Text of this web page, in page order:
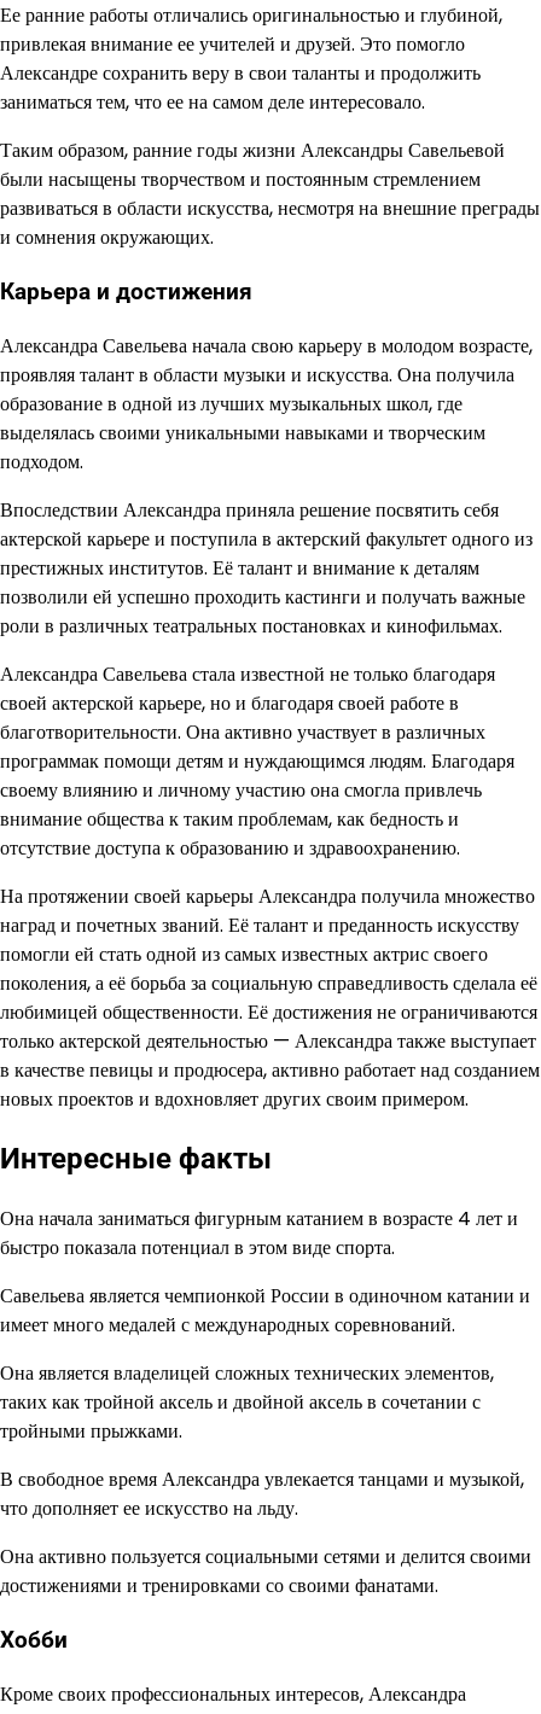
Ее ранние работы отличались оригинальностью и глубиной,
привлекая внимание ее учителей и друзей. Это помогло
Александре сохранить веру в свои таланты и продолжить
заниматься тем, что ее на самом деле интересовало.
Таким образом, ранние годы жизни Александры Савельевой
были насыщены творчеством и постоянным стремлением
развиваться в области искусства, несмотря на внешние преграды
и сомнения окружающих.
Карьера и достижения
Александра Савельева начала свою карьеру в молодом возрасте,
проявляя талант в области музыки и искусства. Она получила
образование в одной из лучших музыкальных школ, где
выделялась своими уникальными навыками и творческим
подходом.
Впоследствии Александра приняла решение посвятить себя
актерской карьере и поступила в актерский факультет одного из
престижных институтов. Её талант и внимание к деталям
позволили ей успешно проходить кастинги и получать важные
роли в различных театральных постановках и кинофильмах.
Александра Савельева стала известной не только благодаря
своей актерской карьере, но и благодаря своей работе в
благотворительности. Она активно участвует в различных
программак помощи детям и нуждающимся людям. Благодаря
своему влиянию и личному участию она смогла привлечь
внимание общества к таким проблемам, как бедность и
отсутствие доступа к образованию и здравоохранению.
На протяжении своей карьеры Александра получила множество
наград и почетных званий. Её талант и преданность искусству
помогли ей стать одной из самых известных актрис своего
поколения, а её борьба за социальную справедливость сделала её
любимицей общественности. Её достижения не ограничиваются
только актерской деятельностью — Александра также выступает
в качестве певицы и продюсера, активно работает над созданием
новых проектов и вдохновляет других своим примером.
Интересные факты
Она начала заниматься фигурным катанием в возрасте 4 лет и
быстро показала потенциал в этом виде спорта.
Савельева является чемпионкой России в одиночном катании и
имеет много медалей с международных соревнований.
Она является владелицей сложных технических элементов,
таких как тройной аксель и двойной аксель в сочетании с
тройными прыжками.
В свободное время Александра увлекается танцами и музыкой,
что дополняет ее искусство на льду.
Она активно пользуется социальными сетями и делится своими
достижениями и тренировками со своими фанатами.
Хобби
Кроме своих профессиональных интересов, Александра